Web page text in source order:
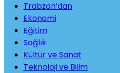
Trabzon’dan
Ekonomi
Eğitim
Sağlık
Kültür ve Sanat
Teknoloji ve Bilim